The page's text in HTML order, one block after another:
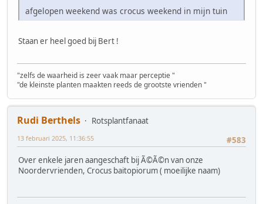
afgelopen weekend was crocus weekend in mijn tuin
Staan er heel goed bij Bert !
"zelfs de waarheid is zeer vaak maar perceptie "
"de kleinste planten maakten reeds de grootste vrienden "
Rudi Berthels
Rotsplantfanaat
#583
13 februari 2025, 11:36:55
Over enkele jaren aangeschaft bij Ã©Ã©n van onze
Noordervrienden, Crocus baitopiorum ( moeilijke naam)